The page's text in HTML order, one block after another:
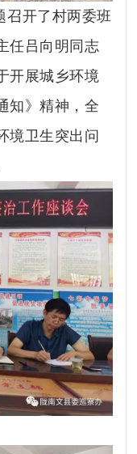
召开了村两委班
任吕向明同志
开展城乡环境
知》精神，全
境卫生突出问